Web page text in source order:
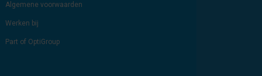
Algemene voorwaarden
Werken bij
Part of OptiGroup